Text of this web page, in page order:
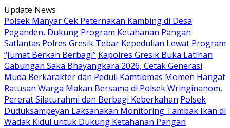
Langsung
ke
konten
Update News
Polsek Manyar Cek Peternakan Kambing di Desa
Peganden, Dukung Program Ketahanan Pangan
Satlantas Polres Gresik Tebar Kepedulian Lewat Program
“Jumat Berkah Berbagi” Kapolres Gresik Buka Latihan
Gabungan Saka Bhayangkara 2026, Cetak Generasi
Muda Berkarakter dan Peduli Kamtibmas Momen Hangat
Ratusan Warga Makan Bersama di Polsek Wringinanom,
Pererat Silaturahmi dan Berbagi Keberkahan Polsek
Duduksampeyan Laksanakan Monitoring Tambak Ikan di
Wadak Kidul untuk Dukung Ketahanan Pangan